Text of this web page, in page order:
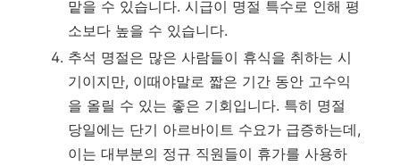
맡을 수 있습니다. 시급이 명절 특수로 인해 평
소보다 높을 수 있습니다.
추석 명절은 많은 사람들이 휴식을 취하는 시
기이지만, 이때야말로 짧은 기간 동안 고수익
을 올릴 수 있는 좋은 기회입니다. 특히 명절
당일에는 단기 아르바이트 수요가 급증하는데,
이는 대부분의 정규 직원들이 휴가를 사용하